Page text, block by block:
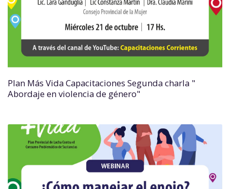
Plan Más Vida Capacitaciones Segunda charla "
Abordaje en violencia de género"